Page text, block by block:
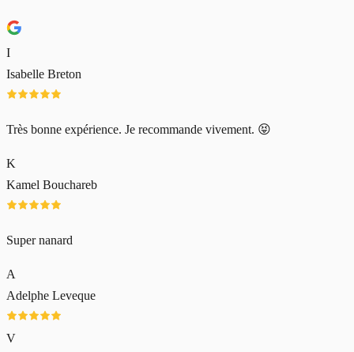
I
Isabelle Breton
Très bonne expérience. Je recommande vivement. 😝
K
Kamel Bouchareb
Super nanard
A
Adelphe Leveque
V